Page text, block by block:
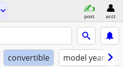
post acct
convertible model year